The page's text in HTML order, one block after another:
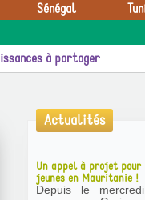
Sénégal
à partager
Actualités
Un appel à projet pour
jeunes en Mauritanie !
Depuis le